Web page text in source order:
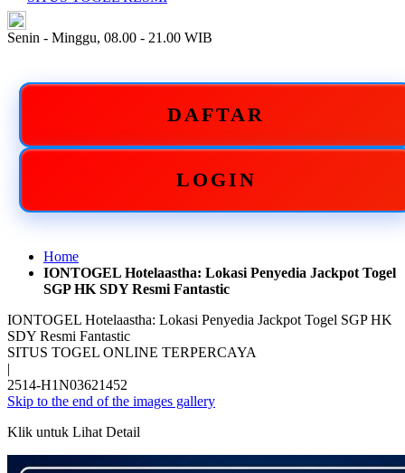
Senin - Minggu, 08.00 - 21.00 WIB
DAFTAR
LOGIN
Home
IONTOGEL Hotelaastha: Lokasi Penyedia Jackpot Togel
SGP HK SDY Resmi Fantastic
IONTOGEL Hotelaastha: Lokasi Penyedia Jackpot Togel SGP HK
SDY Resmi Fantastic
SITUS TOGEL ONLINE TERPERCAYA
|
2514-H1N03621452
Skip to the end of the images gallery
Klik untuk Lihat Detail